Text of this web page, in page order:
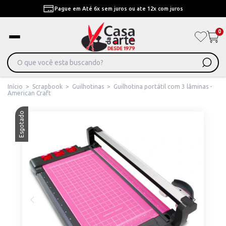
Pague em Até 6x sem juros ou ate 12x com juros
0
Início > Scrapbook > Guilhotinas >
Guilhotina portátil com 3 lâminas -
American Craft
Esgotado